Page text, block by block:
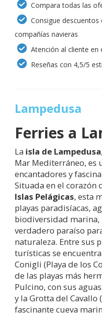
Compara todas las
Consigue
compañías navieras
Atención al cliente en
Reseñas con 4,5/5
Lampedusa
Ferries a
La isla de Lampedusa
Mar Mediterráneo, es
encantadores y
Situada en el corazón
Islas Pelágicas, esta
playas paradisíacas,
biodiversidad marina,
verdadero paraíso
naturaleza. Entre sus
turísticas se
Conigli (Playa de los
de las playas más
Pulcino, con sus
y la Grotta del Cavallo
fascinante cueva